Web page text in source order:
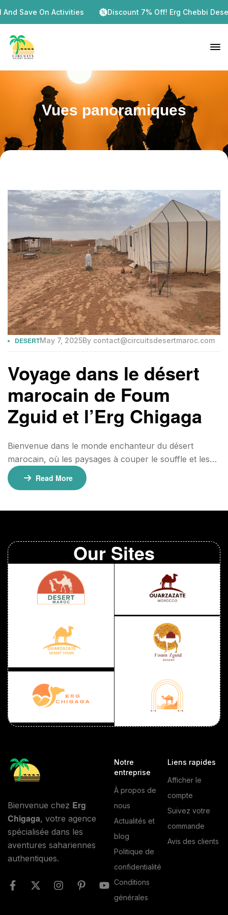
Save On Activities Discount 7% Off! Erg Chebbi
Vues panoramiques
DESERTMay 7, 2025By contact@circuitsdesertmaroc.com
Voyage dans le désert
marocain de Foum
Zguid et l’Erg Chigaga
Bienvenue dans le monde enchanteur du désert
marocain, où les paysages à couper le souffle et les
aventures inoubliables vous attendent. Ce voyage
exceptionnel dans le désert de Foum Zguid et de l’Erg
soleil saharien. Vous pouvez participer à une
Read More
Our Sites
Bienvenue chez Erg
Chigaga, votre agence
spécialisée dans les
aventures sahariennes
authentiques.
Notre
entreprise
À propos de
nous
Actualités et
blog
Politique de
confidentialité
Conditions
générales
Liens rapides
Afficher le
compte
Suivez votre
commande
Avis des clients